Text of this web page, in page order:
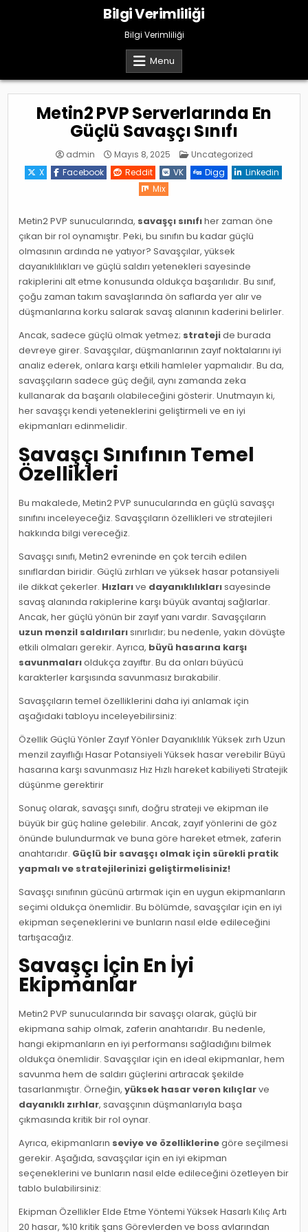
Bilgi Verimliliği
Bilgi Verimliliği
Menu
Metin2 PVP Serverlarında En
Güçlü Savaşçı Sınıfı
admin Mayıs 8, 2025 Posted
Uncategorized
X
Facebook Reddit VK Digg
Linkedin
Mix
Metin2 PVP sunucularında, savaşçı sınıfıher zaman öne
çıkan bir rol oynamıştır. Peki, bu sınıfın bu kadar güçlü
olmasının ardında ne yatıyor? Savaşçılar, yüksek
dayanıklılıkları ve güçlü saldırı yetenekleri sayesinde
rakiplerini alt etme konusunda oldukça başarılıdır. Bu sınıf,
çoğu zaman takım savaşlarında ön saflarda yer alır ve
düşmanlarına korku salarak savaş alanının kaderini belirler.
Ancak, sadece güçlü olmak yetmez; stratejide burada
devreye girer. Savaşçılar, düşmanlarının zayıf noktalarını iyi
analiz ederek, onlara karşı etkili hamleler yapmalıdır. Bu da,
savaşçıların sadece güç değil, aynı zamanda zeka
kullanarak da başarılı olabileceğini gösterir. Unutmayın ki,
her savaşçı kendi yeteneklerini geliştirmeli ve en iyi
ekipmanları edinmelidir.
Savaşçı Sınıfının Temel
Özellikleri
Bu makalede, Metin2 PVP sunucularında en güçlü savaşçı
sınıfını inceleyeceğiz. Savaşçıların özellikleri ve stratejileri
hakkında bilgi vereceğiz.
Savaşçı sınıfı, Metin2 evreninde en çok tercih edilen
sınıflardan biridir. Güçlü zırhları ve yüksek hasar potansiyeli
ile dikkat çekerler. Hızlarıve dayanıklılıklarısayesinde
savaş alanında rakiplerine karşı büyük avantaj sağlarlar.
Ancak, her güçlü yönün bir zayıf yanı vardır. Savaşçıların
uzun menzil saldırılarısınırlıdır; bu nedenle, yakın dövüşte
etkili olmaları gerekir. Ayrıca, büyü hasarına karşı
savunmalarıoldukça zayıftır. Bu da onları büyücü
karakterler karşısında savunmasız bırakabilir.
Savaşçıların temel özelliklerini daha iyi anlamak için
aşağıdaki tabloyu inceleyebilirsiniz:
Özellik Güçlü Yönler Zayıf Yönler Dayanıklılık Yüksek zırh Uzun
menzil zayıflığı Hasar Potansiyeli Yüksek hasar verebilir Büyü
hasarına karşı savunmasız Hız Hızlı hareket kabiliyeti Stratejik
düşünme gerektirir
Sonuç olarak, savaşçı sınıfı, doğru strateji ve ekipman ile
büyük bir güç haline gelebilir. Ancak, zayıf yönlerini de göz
önünde bulundurmak ve buna göre hareket etmek, zaferin
anahtarıdır. Güçlü bir savaşçı olmak için sürekli pratik
yapmalı ve stratejilerinizi geliştirmelisiniz!
Savaşçı sınıfının gücünü artırmak için en uygun ekipmanların
seçimi oldukça önemlidir. Bu bölümde, savaşçılar için en iyi
ekipman seçeneklerini ve bunların nasıl elde edileceğini
tartışacağız.
Savaşçı İçin En İyi
Ekipmanlar
Metin2 PVP sunucularında bir savaşçı olarak, güçlü bir
ekipmana sahip olmak, zaferin anahtarıdır. Bu nedenle,
hangi ekipmanların en iyi performansı sağladığını bilmek
oldukça önemlidir. Savaşçılar için en ideal ekipmanlar, hem
savunma hem de saldırı güçlerini artıracak şekilde
tasarlanmıştır. Örneğin,yüksek hasar veren kılıçlarve
dayanıklı zırhlar, savaşçının düşmanlarıyla başa
çıkmasında kritik bir rol oynar.
Ayrıca, ekipmanların seviye ve özelliklerinegöre seçilmesi
gerekir. Aşağıda, savaşçılar için en iyi ekipman
seçeneklerini ve bunların nasıl elde edileceğini özetleyen bir
tablo bulabilirsiniz:
Ekipman Özellikler Elde Etme Yöntemi Yüksek Hasarlı Kılıç Artı
20 hasar, %10 kritik şans Görevlerden ve boss avlarından